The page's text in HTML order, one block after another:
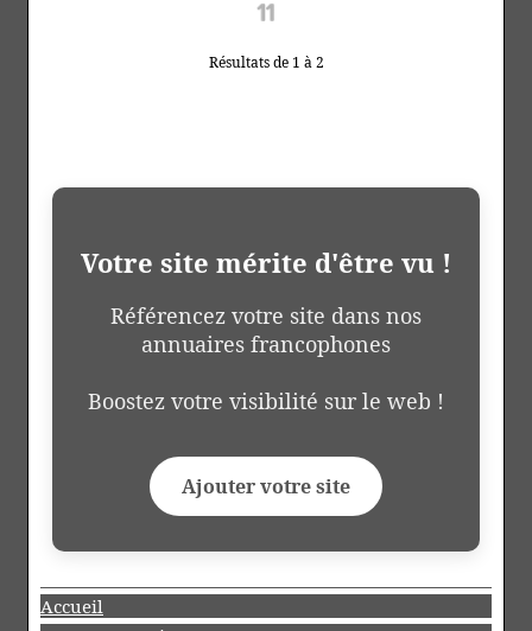
Résultats de 1 à 2
Votre site mérite d'être vu !
Référencez votre site dans nos
annuaires francophones
Boostez votre visibilité sur le web !
Ajouter votre site
Accueil